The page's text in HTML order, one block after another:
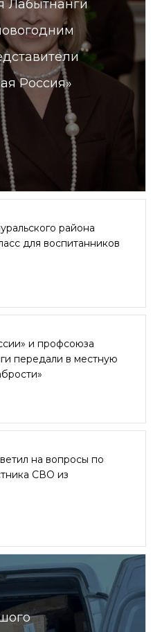
Лабытнанги
Россия»
района
для воспитанников
и профсоюза
передали в местную
на вопросы по
СВО из